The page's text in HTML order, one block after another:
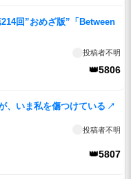
214回”おめざ版”「Between
投稿者不明
👑5806
、いま私を傷つけている ↗
投稿者不明
👑5807